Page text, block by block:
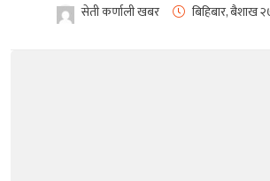
सेती कर्णाली खबर बिहिबार, बैशाख